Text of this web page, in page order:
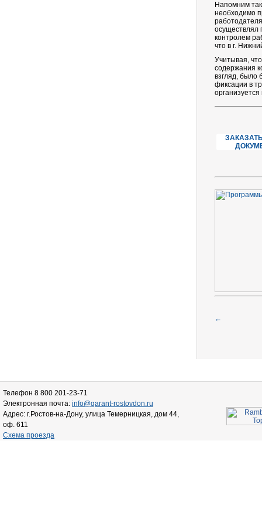
Напомним
необходимо
осуществлял
контролем
что в г.
Учитывая,
содержания
взгляд, было
фиксации в
←
Телефон 8 800 201-23-71
Электронная почта: info@garant-rostovdon.ru
Адрес: г.Ростов-на-Дону, улица Темерницкая, дом 44,
оф. 611
Схема проезда